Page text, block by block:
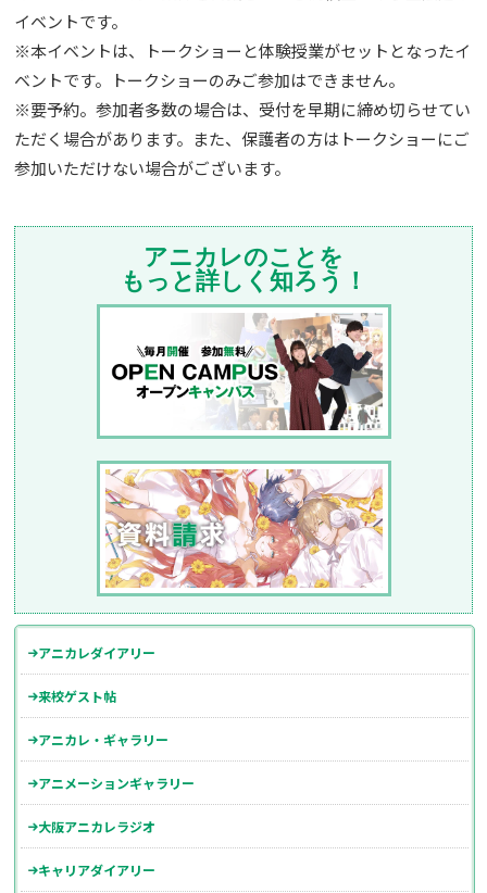
イベントです。
※本イベントは、トークショーと体験授業がセットとなったイ
ベントです。トークショーのみご参加はできません。
※要予約。参加者多数の場合は、受付を早期に締め切らせてい
ただく場合があります。また、保護者の方はトークショーにご
参加いただけない場合がございます。
アニカレのことを
もっと詳しく知ろう！
アニカレダイアリー
来校ゲスト帖
アニカレ・ギャラリー
アニメーションギャラリー
大阪アニカレラジオ
キャリアダイアリー